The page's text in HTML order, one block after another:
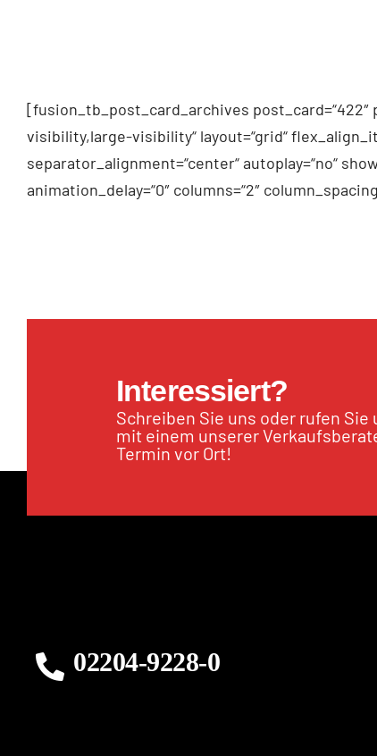
[fusion_tb_post_card_archives post_card=“422″
visibility,large-visibility“ layout=“grid“
separator_alignment=“center“ autoplay=“no“
animation_delay=“0″ columns=“2″
Interessiert?
Schreiben Sie uns oder rufen Sie
mit einem unserer
Termin vor Ort!
02204-9228-0